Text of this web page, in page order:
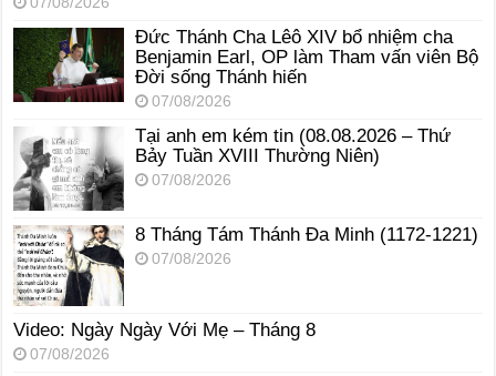
Đức Thánh Cha Lêô XIV bổ nhiệm cha
Benjamin Earl, OP làm Tham vấn viên Bộ
Đời sống Thánh hiến
07/08/2026
Tại anh em kém tin (08.08.2026 – Thứ
Bảy Tuần XVIII Thường Niên)
07/08/2026
8 Tháng Tám Thánh Ða Minh (1172-1221)
07/08/2026
Video: Ngày Ngày Với Mẹ – Tháng 8
07/08/2026